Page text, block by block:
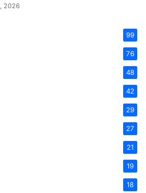
2026
99
76
48
42
29
27
21
19
18